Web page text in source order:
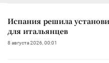
Испания решила
для итальянцев
8 августа 2026, 00:01